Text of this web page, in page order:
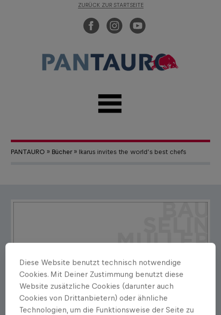
ZURÜCK ZUR STARTSEITE
PANTAURO » Bücher» Ikarus invites the world’s best chefs
Diese Website benutzt technisch notwendige
Cookies. Mit Deiner Zustimmung benutzt diese
Website zusätzliche Cookies (darunter auch
Cookies von Drittanbietern) oder ähnliche
Technologien, um die Funktionsweise der Seite zu